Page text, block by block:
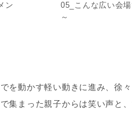
ン
05_こんな広い会
～
を動かす軽い動きに進み、徐
集まった親子からは笑い声と